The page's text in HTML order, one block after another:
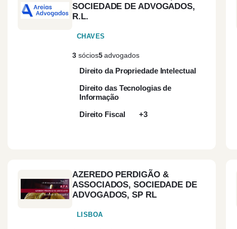
SOCIEDADE DE ADVOGADOS,
R.L.
CHAVES
3 sócios5advogados
Direito da Propriedade Intelectual
Direito das Tecnologias de
Informação
Direito Fiscal
+3
AZEREDO PERDIGÃO &
ASSOCIADOS, SOCIEDADE DE
ADVOGADOS, SP RL
LISBOA